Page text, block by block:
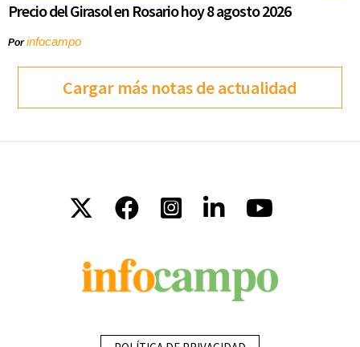
Precio del Girasol en Rosario hoy 8 agosto 2026
Porinfocampo
Cargar más notas de actualidad